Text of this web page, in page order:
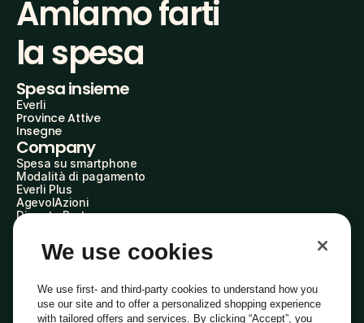
Amiamo farti
la spesa
Spesa insieme
Everli
Province Attive
Insegne
Company
Spesa su smartphone
Modalità di pagamento
Everli Plus
AgevolAzioni
Diventa Partner
Everli Shoppers
About Us
Everli News
Domande frequenti
Lavora con noi
We use cookies
We use first- and third-party cookies to understand how you
use our site and to offer a personalized shopping experience
with tailored offers and services. By clicking “Accept”, you